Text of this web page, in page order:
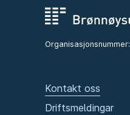
Organisasjonsnummer:
Kontakt oss
Driftsmeldingar